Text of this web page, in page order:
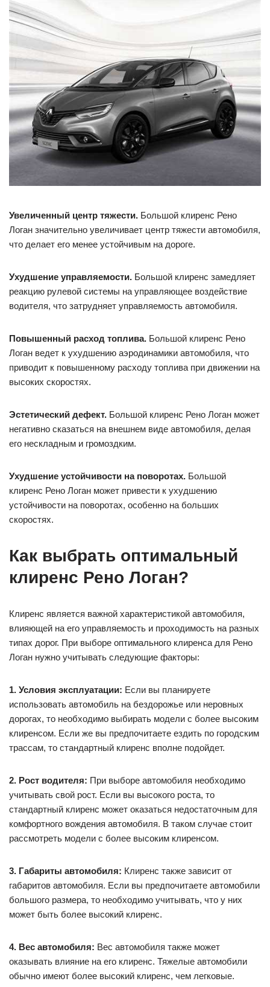
Увеличенный центр тяжести. Большой клиренс Рено
Логан значительно увеличивает центр тяжести автомобиля,
что делает его менее устойчивым на дороге.
Ухудшение управляемости. Большой клиренс замедляет
реакцию рулевой системы на управляющее воздействие
водителя, что затрудняет управляемость автомобиля.
Повышенный расход топлива. Большой клиренс Рено
Логан ведет к ухудшению аэродинамики автомобиля, что
приводит к повышенному расходу топлива при движении на
высоких скоростях.
Эстетический дефект. Большой клиренс Рено Логан может
негативно сказаться на внешнем виде автомобиля, делая
его нескладным и громоздким.
Ухудшение устойчивости на поворотах. Большой
клиренс Рено Логан может привести к ухудшению
устойчивости на поворотах, особенно на больших
скоростях.
Как выбрать оптимальный
клиренс Рено Логан?
Клиренс является важной характеристикой автомобиля,
влияющей на его управляемость и проходимость на разных
типах дорог. При выборе оптимального клиренса для Рено
Логан нужно учитывать следующие факторы:
1. Условия эксплуатации: Если вы планируете
использовать автомобиль на бездорожье или неровных
дорогах, то необходимо выбирать модели с более высоким
клиренсом. Если же вы предпочитаете ездить по городским
трассам, то стандартный клиренс вполне подойдет.
2. Рост водителя: При выборе автомобиля необходимо
учитывать свой рост. Если вы высокого роста, то
стандартный клиренс может оказаться недостаточным для
комфортного вождения автомобиля. В таком случае стоит
рассмотреть модели с более высоким клиренсом.
3. Габариты автомобиля: Клиренс также зависит от
габаритов автомобиля. Если вы предпочитаете автомобили
большого размера, то необходимо учитывать, что у них
может быть более высокий клиренс.
4. Вес автомобиля: Вес автомобиля также может
оказывать влияние на его клиренс. Тяжелые автомобили
обычно имеют более высокий клиренс, чем легковые.